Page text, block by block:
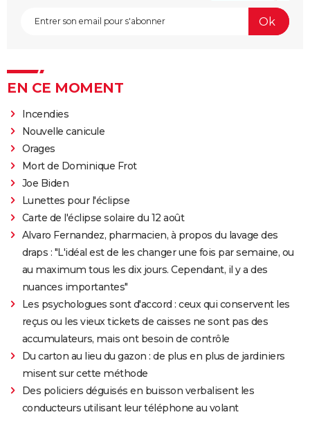
EN CE MOMENT
Incendies
Nouvelle canicule
Orages
Mort de Dominique Frot
Joe Biden
Lunettes pour l'éclipse
Carte de l'éclipse solaire du 12 août
Alvaro Fernandez, pharmacien, à propos du lavage des
draps : "L'idéal est de les changer une fois par semaine, ou
au maximum tous les dix jours. Cependant, il y a des
nuances importantes"
Les psychologues sont d'accord : ceux qui conservent les
reçus ou les vieux tickets de caisses ne sont pas des
accumulateurs, mais ont besoin de contrôle
Du carton au lieu du gazon : de plus en plus de jardiniers
misent sur cette méthode
Des policiers déguisés en buisson verbalisent les
conducteurs utilisant leur téléphone au volant